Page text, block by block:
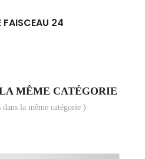
FAISCEAU 24
MÊME CATÉGORIE
la même catégorie )